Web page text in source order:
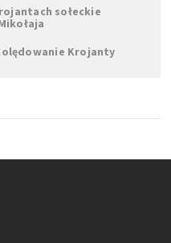
sołeckie
Krojanty